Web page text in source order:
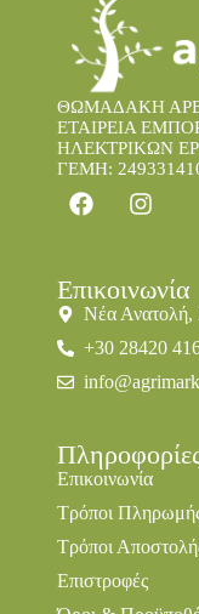
ΘΩΜΑΔΑΚΗ
ΕΤΑΙΡΕΙΑ
ΗΛΕΚΤΡΙΚΩΝ
ΓΕΜΗ:
Επικοινωνία
Νέα Ανατολή,
+30 28420
Επικοινωνία
Τρόποι
Τρόποι
Επιστροφές